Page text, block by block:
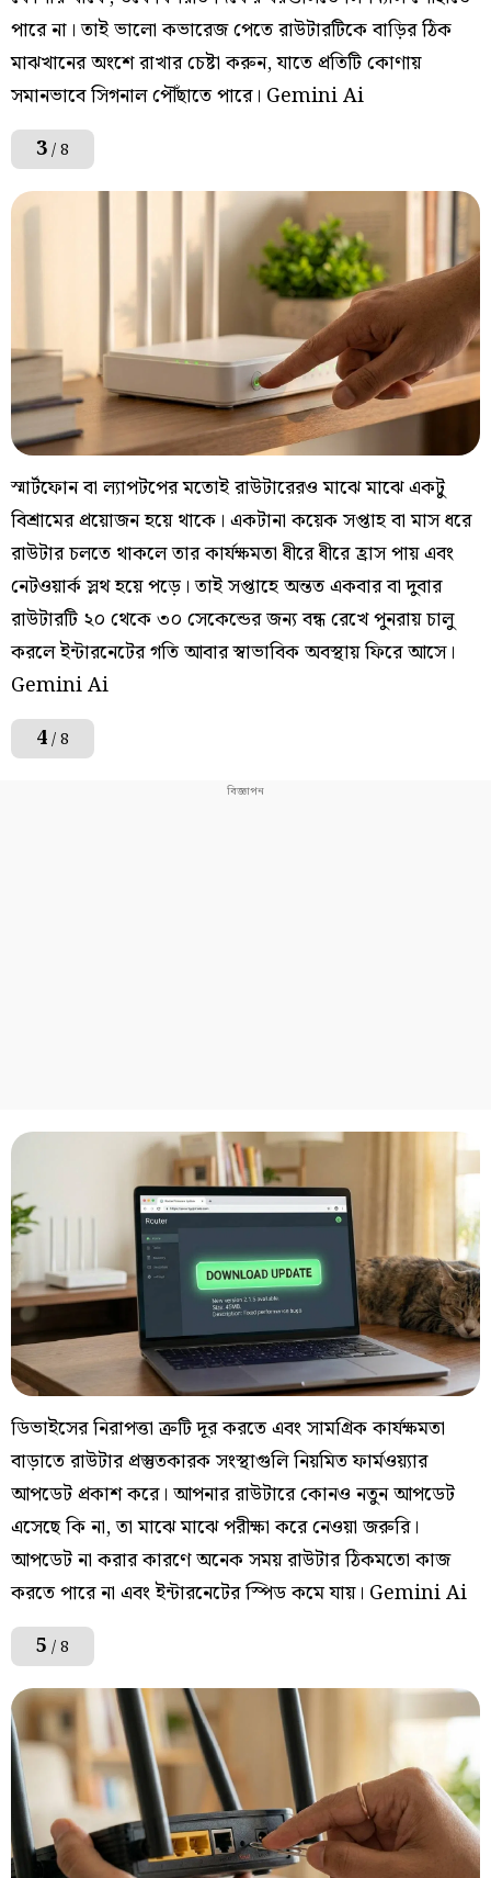
পারে না। তাই ভালো কভারেজ পেতে রাউটারটিকে বাড়ির ঠিক
মাঝখানের অংশে রাখার চেষ্টা করুন, যাতে প্রতিটি কোণায়
সমানভাবে সিগনাল পৌঁছাতে পারে। Gemini Ai
3/ 8
স্মার্টফোন বা ল্যাপটপের মতোই রাউটারেরও মাঝে মাঝে একটু
বিশ্রামের প্রয়োজন হয়ে থাকে। একটানা কয়েক সপ্তাহ বা মাস ধরে
রাউটার চলতে থাকলে তার কার্যক্ষমতা ধীরে ধীরে হ্রাস পায় এবং
নেটওয়ার্ক স্লথ হয়ে পড়ে। তাই সপ্তাহে অন্তত একবার বা দুবার
রাউটারটি ২০ থেকে ৩০ সেকেন্ডের জন্য বন্ধ রেখে পুনরায় চালু
করলে ইন্টারনেটের গতি আবার স্বাভাবিক অবস্থায় ফিরে আসে।
Gemini Ai
4/ 8
ডিভাইসের নিরাপত্তা ত্রুটি দূর করতে এবং সামগ্রিক কার্যক্ষমতা
বাড়াতে রাউটার প্রস্তুতকারক সংস্থাগুলি নিয়মিত ফার্মওয়্যার
আপডেট প্রকাশ করে। আপনার রাউটারে কোনও নতুন আপডেট
এসেছে কি না, তা মাঝে মাঝে পরীক্ষা করে নেওয়া জরুরি।
আপডেট না করার কারণে অনেক সময় রাউটার ঠিকমতো কাজ
করতে পারে না এবং ইন্টারনেটের স্পিড কমে যায়। Gemini Ai
5 / 8